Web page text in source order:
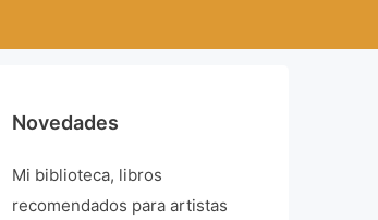
Novedades
Mi biblioteca, libros
recomendados para artistas